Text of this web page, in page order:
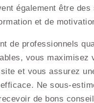
également être des
et de
de professionnels
vous maximisez
et vous assurez
Ne sous-
de bons